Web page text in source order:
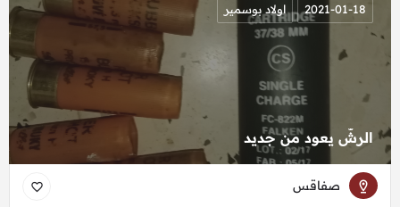
الرشّ يعود من جديد
2021-01-18 اولاد بوسمير
صفاقس